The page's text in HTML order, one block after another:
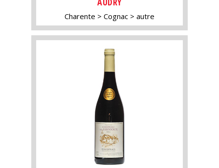
Charente Cognac autre